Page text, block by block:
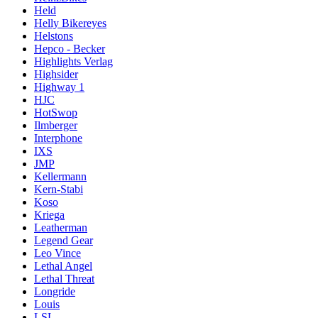
Held
Helly Bikereyes
Helstons
Hepco - Becker
Highlights Verlag
Highsider
Highway 1
HJC
HotSwop
Ilmberger
Interphone
IXS
JMP
Kellermann
Kern-Stabi
Koso
Kriega
Leatherman
Legend Gear
Leo Vince
Lethal Angel
Lethal Threat
Longride
Louis